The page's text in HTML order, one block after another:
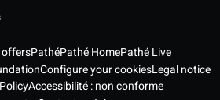
offersPathéPathé HomePathé Live
Configure your cookiesLegal notice
Accessibilité : non conforme